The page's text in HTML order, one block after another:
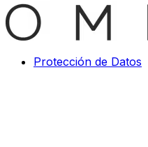
Protección de Datos